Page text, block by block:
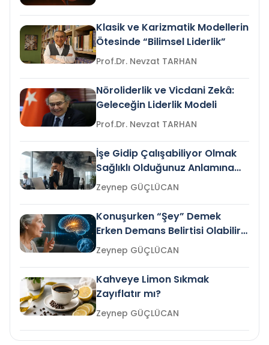
Klasik ve Karizmatik Modellerin
Ötesinde “Bilimsel Liderlik”
Prof.Dr. Nevzat TARHAN
Nöroliderlik ve Vicdani Zekâ:
Geleceğin Liderlik Modeli
Prof.Dr. Nevzat TARHAN
İşe Gidip Çalışabiliyor Olmak
Sağlıklı Olduğunuz Anlamına
Gelir mi?Zeynep GÜÇLÜCAN
Konuşurken “Şey” Demek
Erken Demans Belirtisi Olabilir
mi?
Zeynep GÜÇLÜCAN
Kahveye Limon Sıkmak
Zayıflatır mı?
Zeynep GÜÇLÜCAN